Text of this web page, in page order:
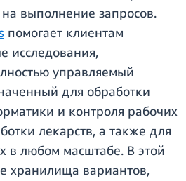
выполнение запросов.
помогает клиентам
исследования,
управляемый
для обработки
и контроля рабочих
лекарств, а также для
в любом масштабе. В этой
хранилища вариантов,